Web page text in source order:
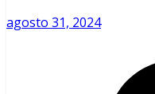
agosto 31, 2024